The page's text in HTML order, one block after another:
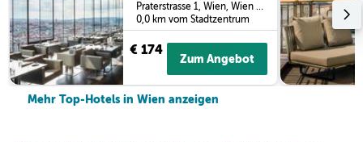
Praterstrasse 1, Wien, Wien (Bundesland), Österreich
0,0 km vom Stadtzentrum
€ 174
Zum Angebot
Mehr Top-Hotels in Wien anzeigen